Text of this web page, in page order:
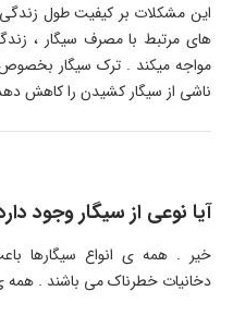
این مشکلات بر کیفیت طول زندگی
های مرتبط با مصرف سیگار ،
مواجه میکند . ترک سیگار بخصوص
ناشی از سیگار کشیدن را کاهش
آیا نوعی از سیگار وجود
خیر . همه ی انواع سیگارها
دخانیات خطرناک می باشند . همه ی